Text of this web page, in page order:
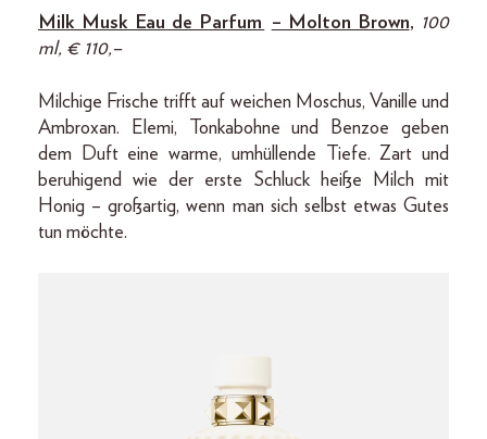
Milk Musk Eau de Parfum – Molton Brown, 100
ml, € 110,–
Milchige Frische trifft auf weichen Moschus, Vanille und
Ambroxan. Elemi, Tonkabohne und Benzoe geben
dem Duft eine warme, umhüllende Tiefe. Zart und
beruhigend wie der erste Schluck heiße Milch mit
Honig – großartig, wenn man sich selbst etwas Gutes
tun möchte.